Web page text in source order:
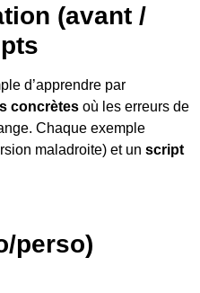
(avant /
d’apprendre par
concrètes où les erreurs de
Chaque exemple
maladroite) et un script
perso)